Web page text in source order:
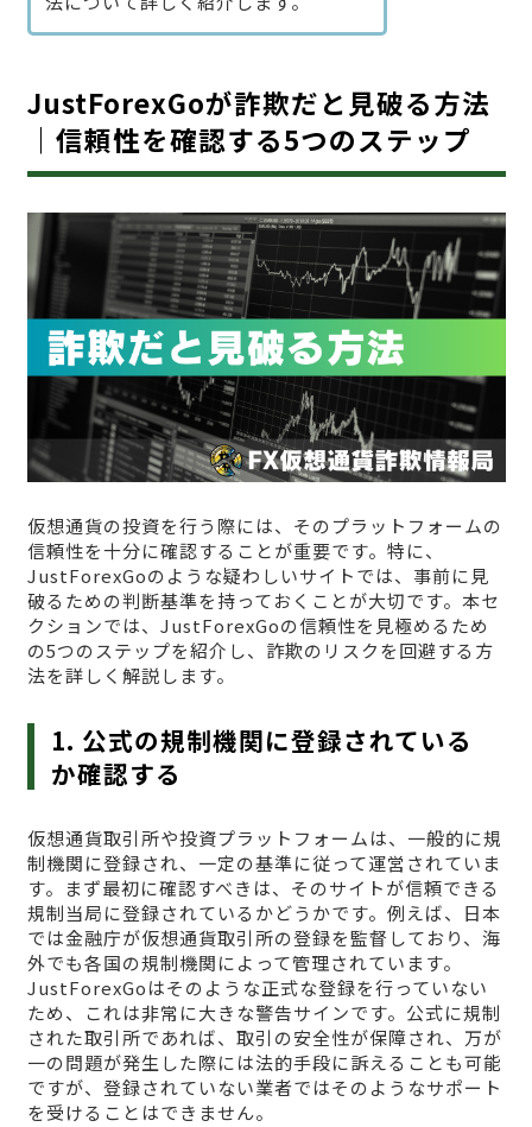
JustForexGoが詐欺だと見破る方法
｜信頼性を確認する5つのステップ
仮想通貨の投資を行う際には、そのプラットフォームの
信頼性を十分に確認することが重要です。特に、
JustForexGoのような疑わしいサイトでは、事前に見
破るための判断基準を持っておくことが大切です。本セ
クションでは、JustForexGoの信頼性を見極めるため
の5つのステップを紹介し、詐欺のリスクを回避する方
法を詳しく解説します。
1. 公式の規制機関に登録されている
か確認する
仮想通貨取引所や投資プラットフォームは、一般的に規
制機関に登録され、一定の基準に従って運営されていま
す。まず最初に確認すべきは、そのサイトが信頼できる
規制当局に登録されているかどうかです。例えば、日本
では金融庁が仮想通貨取引所の登録を監督しており、海
外でも各国の規制機関によって管理されています。
JustForexGoはそのような正式な登録を行っていない
ため、これは非常に大きな警告サインです。公式に規制
された取引所であれば、取引の安全性が保障され、万が
一の問題が発生した際には法的手段に訴えることも可能
ですが、登録されていない業者ではそのようなサポート
を受けることはできません。